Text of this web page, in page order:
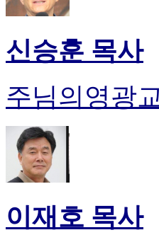
신승훈 목사
주님의영광
이재호 목사